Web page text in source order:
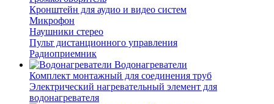
Кронштейн для аудио и видео систем
Микрофон
Наушники стерео
Пульт дистанционного управления
Радиоприемник
Водонагреватели
Комплект монтажный для соединения труб
Электрический нагревательный элемент для
водонагревателя